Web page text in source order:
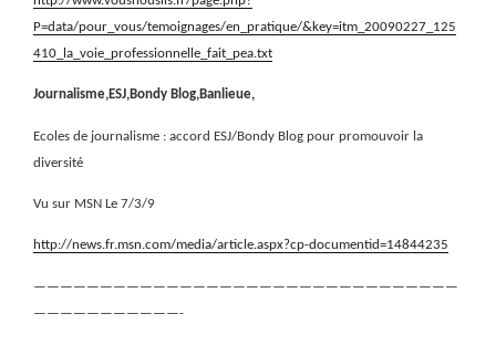
P=data/pour_vous/temoignages/en_pratique/&key=itm_20090227_125
410_la_voie_professionnelle_fait_pea.txt
Journalisme,ESJ,Bondy Blog,Banlieue,
Ecoles de journalisme : accord ESJ/Bondy Blog pour promouvoir la
diversité
Vu sur MSN Le 7/3/9
http://news.fr.msn.com/media/article.aspx?cp-documentid=14844235
————————————————————————————————
———————————-